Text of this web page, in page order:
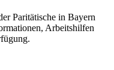
Paritätische in Bayern
Arbeitshilfen